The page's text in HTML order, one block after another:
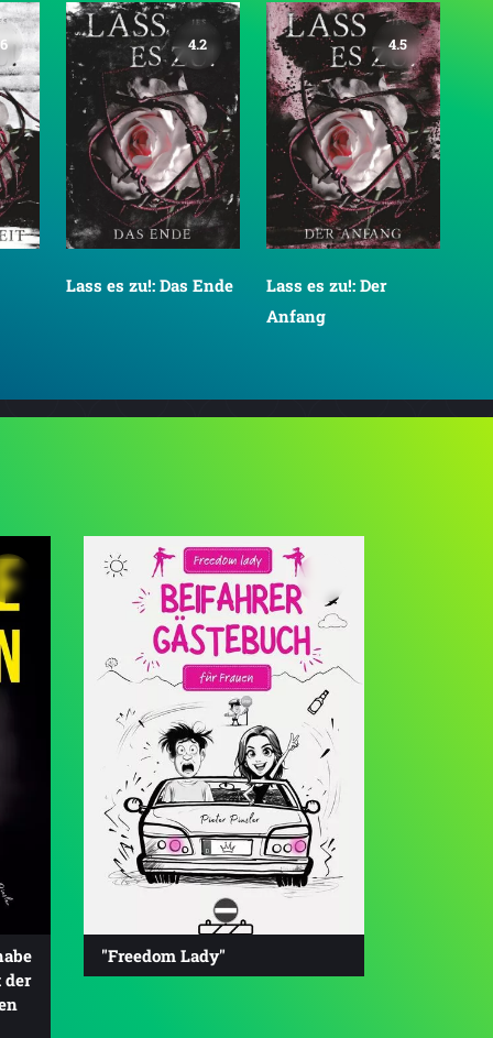
4.2
Lass es zu!: Das Ende
4.5
Lass es zu!: Der
Anfang
der
"Freedom Lady"